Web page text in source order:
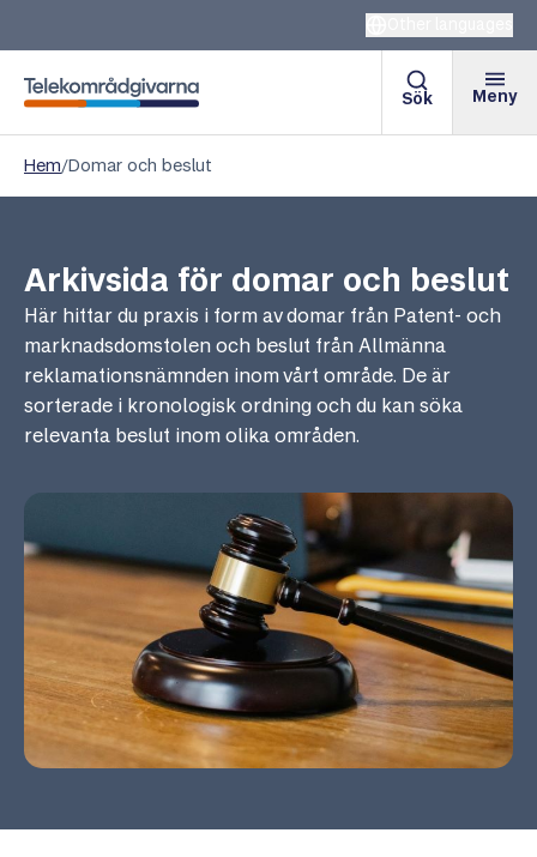
Telekområdgivarna
Sök Meny
Hem/Domar och beslut
Arkivsida för domar och beslut
Här hittar du praxis i form av domar från Patent- och
marknadsdomstolen och beslut från Allmänna
reklamationsnämnden inom vårt område. De är
sorterade i kronologisk ordning och du kan söka
relevanta beslut inom olika områden.